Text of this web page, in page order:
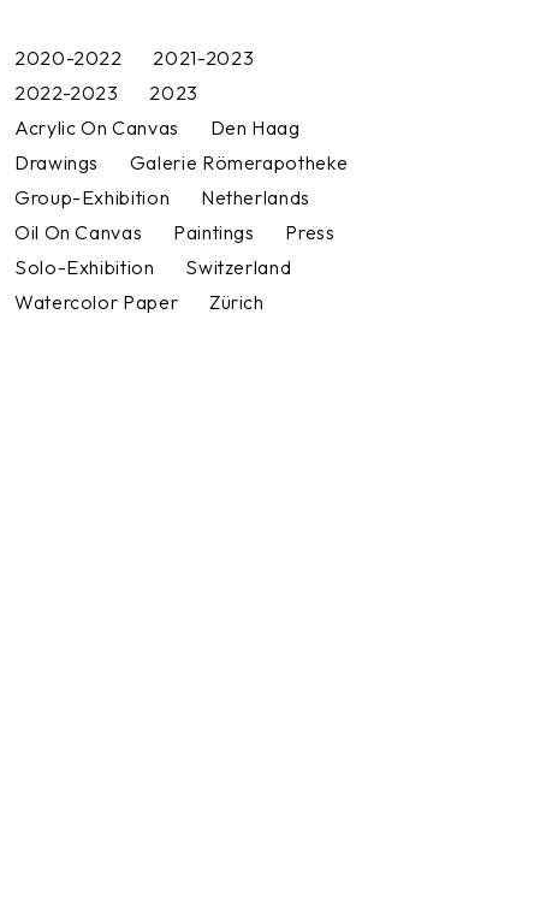
2020-2022
2021-2023
2022-2023
2023
Acrylic On Canvas
Den Haag
Drawings
Galerie Römerapotheke
Group-Exhibition
Netherlands
Oil On Canvas
Paintings
Press
Solo-Exhibition
Switzerland
Watercolor Paper
Zürich